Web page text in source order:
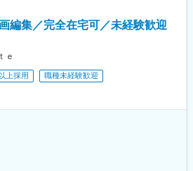
編集／完全在宅可／未経験歓迎
ｅ
上採用
職種未経験歓迎